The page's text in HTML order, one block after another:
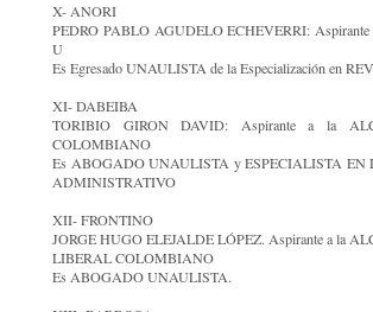
X- ANORI
PEDRO PABLO AGUDELO ECHEVERRI:
U
Es Egresado UNAULISTA de la Especialización en
XI- DABEIBA
TORIBIO GIRON DAVID: Aspirante a la
COLOMBIANO
Es ABOGADO UNAULISTA y ESPECIALISTA EN
ADMINISTRATIVO
XII- FRONTINO
JORGE HUGO ELEJALDE LÓPEZ. Aspirante a la
LIBERAL COLOMBIANO
Es ABOGADO UNAULISTA.